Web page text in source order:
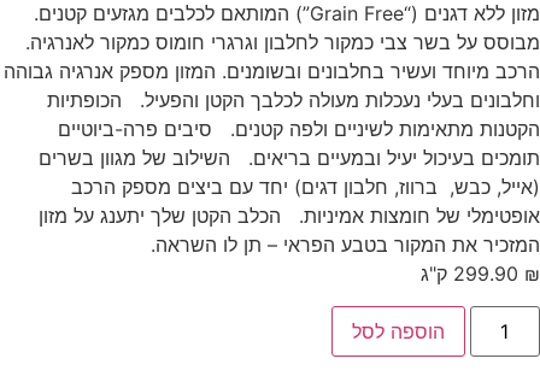
מזון ללא דגנים (“Grain Free”) המותאם לכלבים מגזעים קטנים.
מבוסס על בשר צבי כמקור לחלבון וגרגרי חומוס כמקור לאנרגיה.
הרכב מיוחד ועשיר בחלבונים ובשומנים. המזון מספק אנרגיה גבוהה
וחלבונים בעלי נעכלות מעולה לכלבך הקטן והפעיל. הכופתיות
הקטנות מתאימות לשיניים ולפה קטנים. סיבים פרה-ביוטיים
תומכים בעיכול יעיל ובמעיים בריאים. השילוב של מגוון בשרים
(אייל, כבש, ברווז, חלבון דגים) יחד עם ביצים מספק הרכב
אופטימלי של חומצות אמיניות. הכלב הקטן שלך יתענג על מזון
המזכיר את המקור בטבע הפראי – תן לו השראה.
99.90 ₪ 2 ק"ג
הוספה לסל